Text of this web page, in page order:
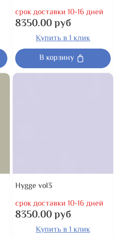
срок доставки 10-16 дней
8350.00 руб
Купить в 1 клик
В корзину
Hygge vol3
срок доставки 10-16 дней
8350.00 руб
Купить в 1 клик